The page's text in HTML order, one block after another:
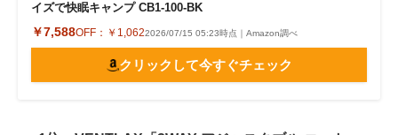
イズで快眠キャンプ CB1-100-BK
￥7,588OFF： ￥1,0622026/07/15 05:23時点｜Amazon調べ
クリックして今すぐチェック